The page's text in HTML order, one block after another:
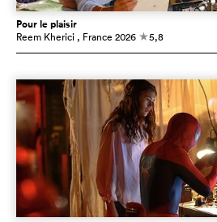
Pour le plaisir
Reem Kherici , France 2026 c5,8